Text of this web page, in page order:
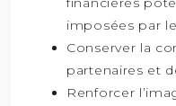
imposées par
Conserver la
partenaires et
Renforcer